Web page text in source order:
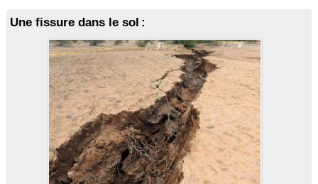
Une fissure dans le sol :